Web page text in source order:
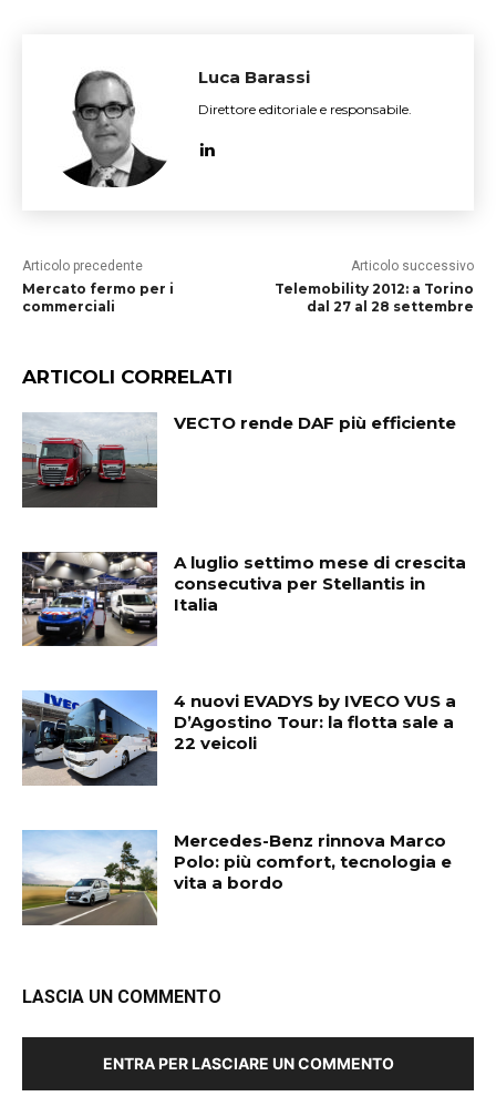
Luca Barassi
Direttore editoriale e responsabile.
Articolo precedente
Mercato fermo per i
commerciali
Articolo successivo
Telemobility 2012: a Torino
dal 27 al 28 settembre
ARTICOLI CORRELATI
VECTO rende DAF più efficiente
A luglio settimo mese di crescita
consecutiva per Stellantis in
Italia
4 nuovi EVADYS by IVECO VUS a
D’Agostino Tour: la flotta sale a
22 veicoli
Mercedes-Benz rinnova Marco
Polo: più comfort, tecnologia e
vita a bordo
LASCIA UN COMMENTO
ENTRA PER LASCIARE UN COMMENTO